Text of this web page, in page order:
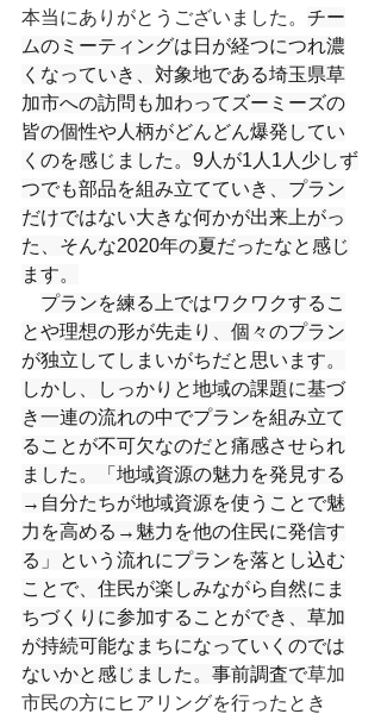
本当にありがとうございました。 チー
ムのミーティングは日が経つにつれ濃
くなっていき、対象地である埼玉県草
加市への訪問も加わってズーミーズの
皆の個性や人柄がどんどん爆発してい
くのを感じました。9人が1人1人少しず
つでも部品を組み立てていき、プラン
だけではない大きな何かが出来上がっ
た、そんな2020年の夏だったなと感じ
ます。
プランを練る上ではワクワクするこ
とや理想の形が先走り、個々のプラン
が独立してしまいがちだと思います。
しかし、しっかりと地域の課題に基づ
き一連の流れの中でプランを組み立て
ることが不可欠なのだと痛感させられ
ました。「地域資源の魅力を発見する
→自分たちが地域資源を使うことで魅
力を高める→魅力を他の住民に発信す
る」という流れにプランを落とし込む
ことで、住民が楽しみながら自然にま
ちづくりに参加することができ、草加
が持続可能なまちになっていくのでは
ないかと感じました。事前調査で草加
市民の方にヒアリングを行ったとき